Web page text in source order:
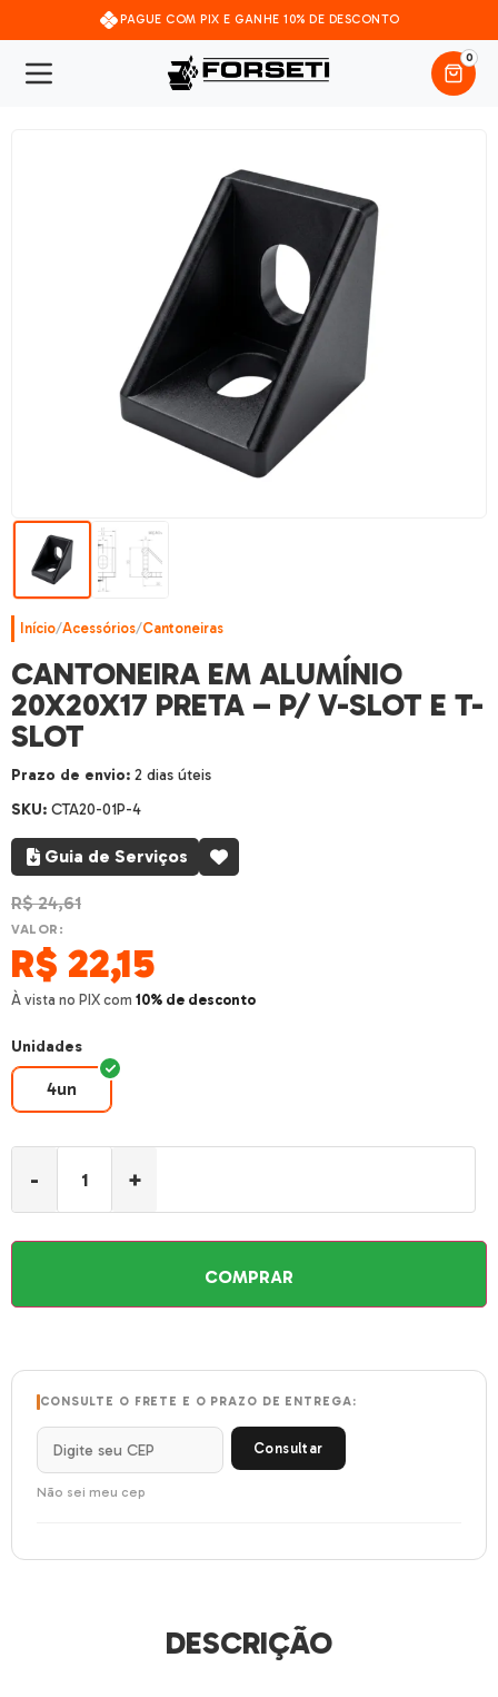
PAGUE COM PIX E GANHE 10% DE DESCONTO
0
Início/Acessórios/Cantoneiras
CANTONEIRA EM ALUMÍNIO
20X20X17 PRETA – P/ V-SLOT E T-
SLOT
Prazo de envio: 2 dias úteis
SKU: CTA20-01P-4
Guia de Serviços
R$24,61
VALOR:
R$ 22,15
À vista no PIX com 10% de desconto
Unidades
4un
- +
COMPRAR
CONSULTE O FRETE E O PRAZO DE ENTREGA:
Consultar
Não sei meu cep
DESCRIÇÃO